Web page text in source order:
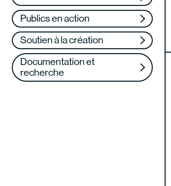
Publics en action
Soutien à la création
Documentation et
recherche